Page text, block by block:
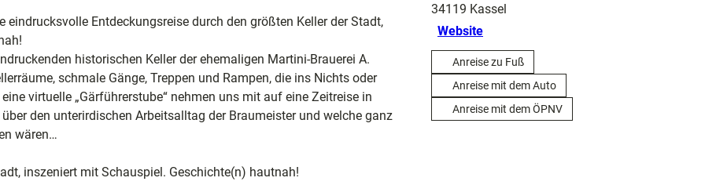
Entdeckungsreise durch den größten Keller der Stadt,
historischen Keller der ehemaligen Martini-Brauerei A.
schmale Gänge, Treppen und Rampen, die ins Nichts oder
virtuelle „Gärführerstube“ nehmen uns mit auf eine Zeitreise in
den unterirdischen Arbeitsalltag der Braumeister und welche ganz
wären…
inszeniert mit Schauspiel. Geschichte(n) hautnah!
34119 Kassel
Website
Anreise zu Fuß
Anreise mit dem Auto
Anreise mit dem ÖPNV